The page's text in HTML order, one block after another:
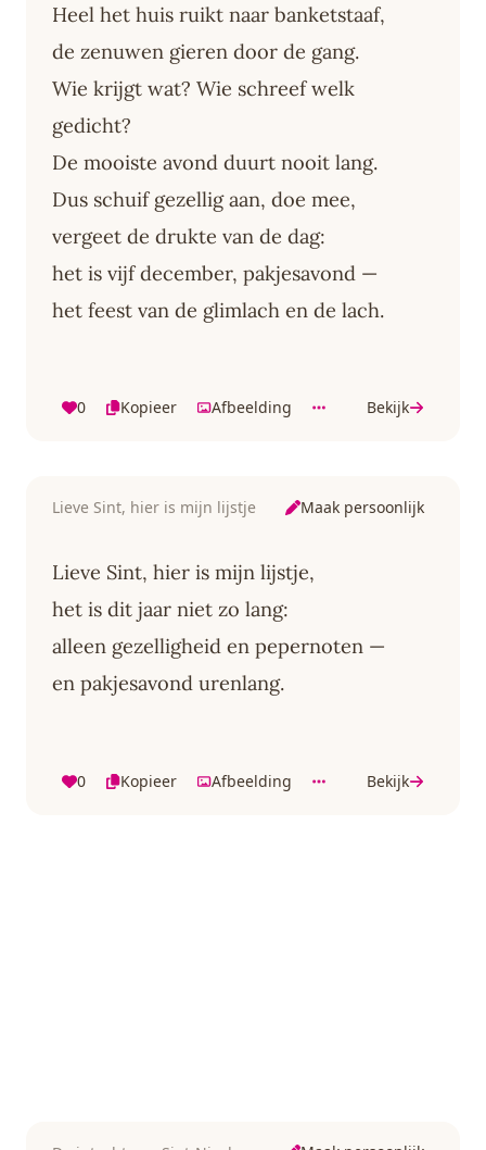
Heel het huis ruikt naar banketstaaf,
de zenuwen gieren door de gang.
Wie krijgt wat? Wie schreef welk
gedicht?
De mooiste avond duurt nooit lang.
Dus schuif gezellig aan, doe mee,
vergeet de drukte van de dag:
het is vijf december, pakjesavond —
het feest van de glimlach en de lach.
0 Kopieer Afbeelding Bekijk
Lieve Sint, hier is mijn lijstje Maak persoonlijk
Lieve Sint, hier is mijn lijstje,
het is dit jaar niet zo lang:
alleen gezelligheid en pepernoten —
en pakjesavond urenlang.
0 Kopieer Afbeelding Bekijk